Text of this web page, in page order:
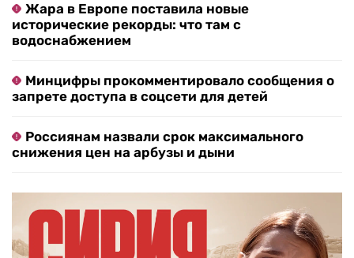
Жара в Европе поставила новые
исторические рекорды: что там с
водоснабжением
Минцифры прокомментировало сообщения о
запрете доступа в соцсети для детей
Россиянам назвали срок максимального
снижения цен на арбузы и дыни